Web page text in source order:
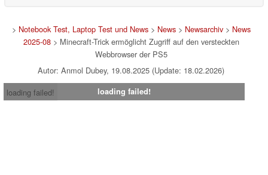
> Notebook Test, Laptop Test und News> News> Newsarchiv> News
2025-08> Minecraft-Trick ermöglicht Zugriff auf den versteckten
Webbrowser der PS5
Autor: Anmol Dubey, 19.08.2025 (Update: 18.02.2026)
loading failed!
loading failed!